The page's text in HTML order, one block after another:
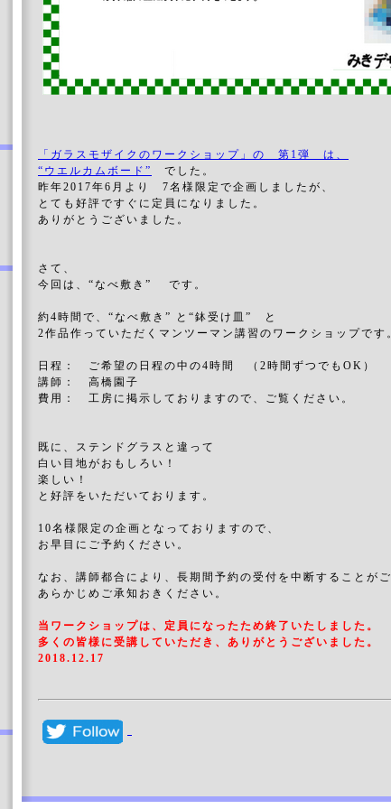
「ガラスモザイクのワークショップ」の 第1弾 は、
“ウエルカムボード”
でした。
昨年2017年6月より 7名様限定で企画しましたが、
とても好評ですぐに定員になりました。
ありがとうございました。
さて、
今回は、“なべ敷き” です。
約4時間で、“なべ敷き” と“鉢受け皿” と
2作品作っていただくマンツーマン講習のワークショップです
日程： ご希望の日程の中の4時間 （2時間ずつでもOK）
講師： 高橋園子
費用： 工房に掲示しておりますので、ご覧ください。
既に、ステンドグラスと違って
白い目地がおもしろい！
楽しい！
と好評をいただいております。
10名様限定の企画となっておりますので、
お早目にご予約ください。
なお、講師都合により、長期間予約の受付を中断することが
あらかじめご承知おきください。
当ワークショップは、定員になったため終了いたしました。
多くの皆様に受講していただき、ありがとうございました。
2018.12.17